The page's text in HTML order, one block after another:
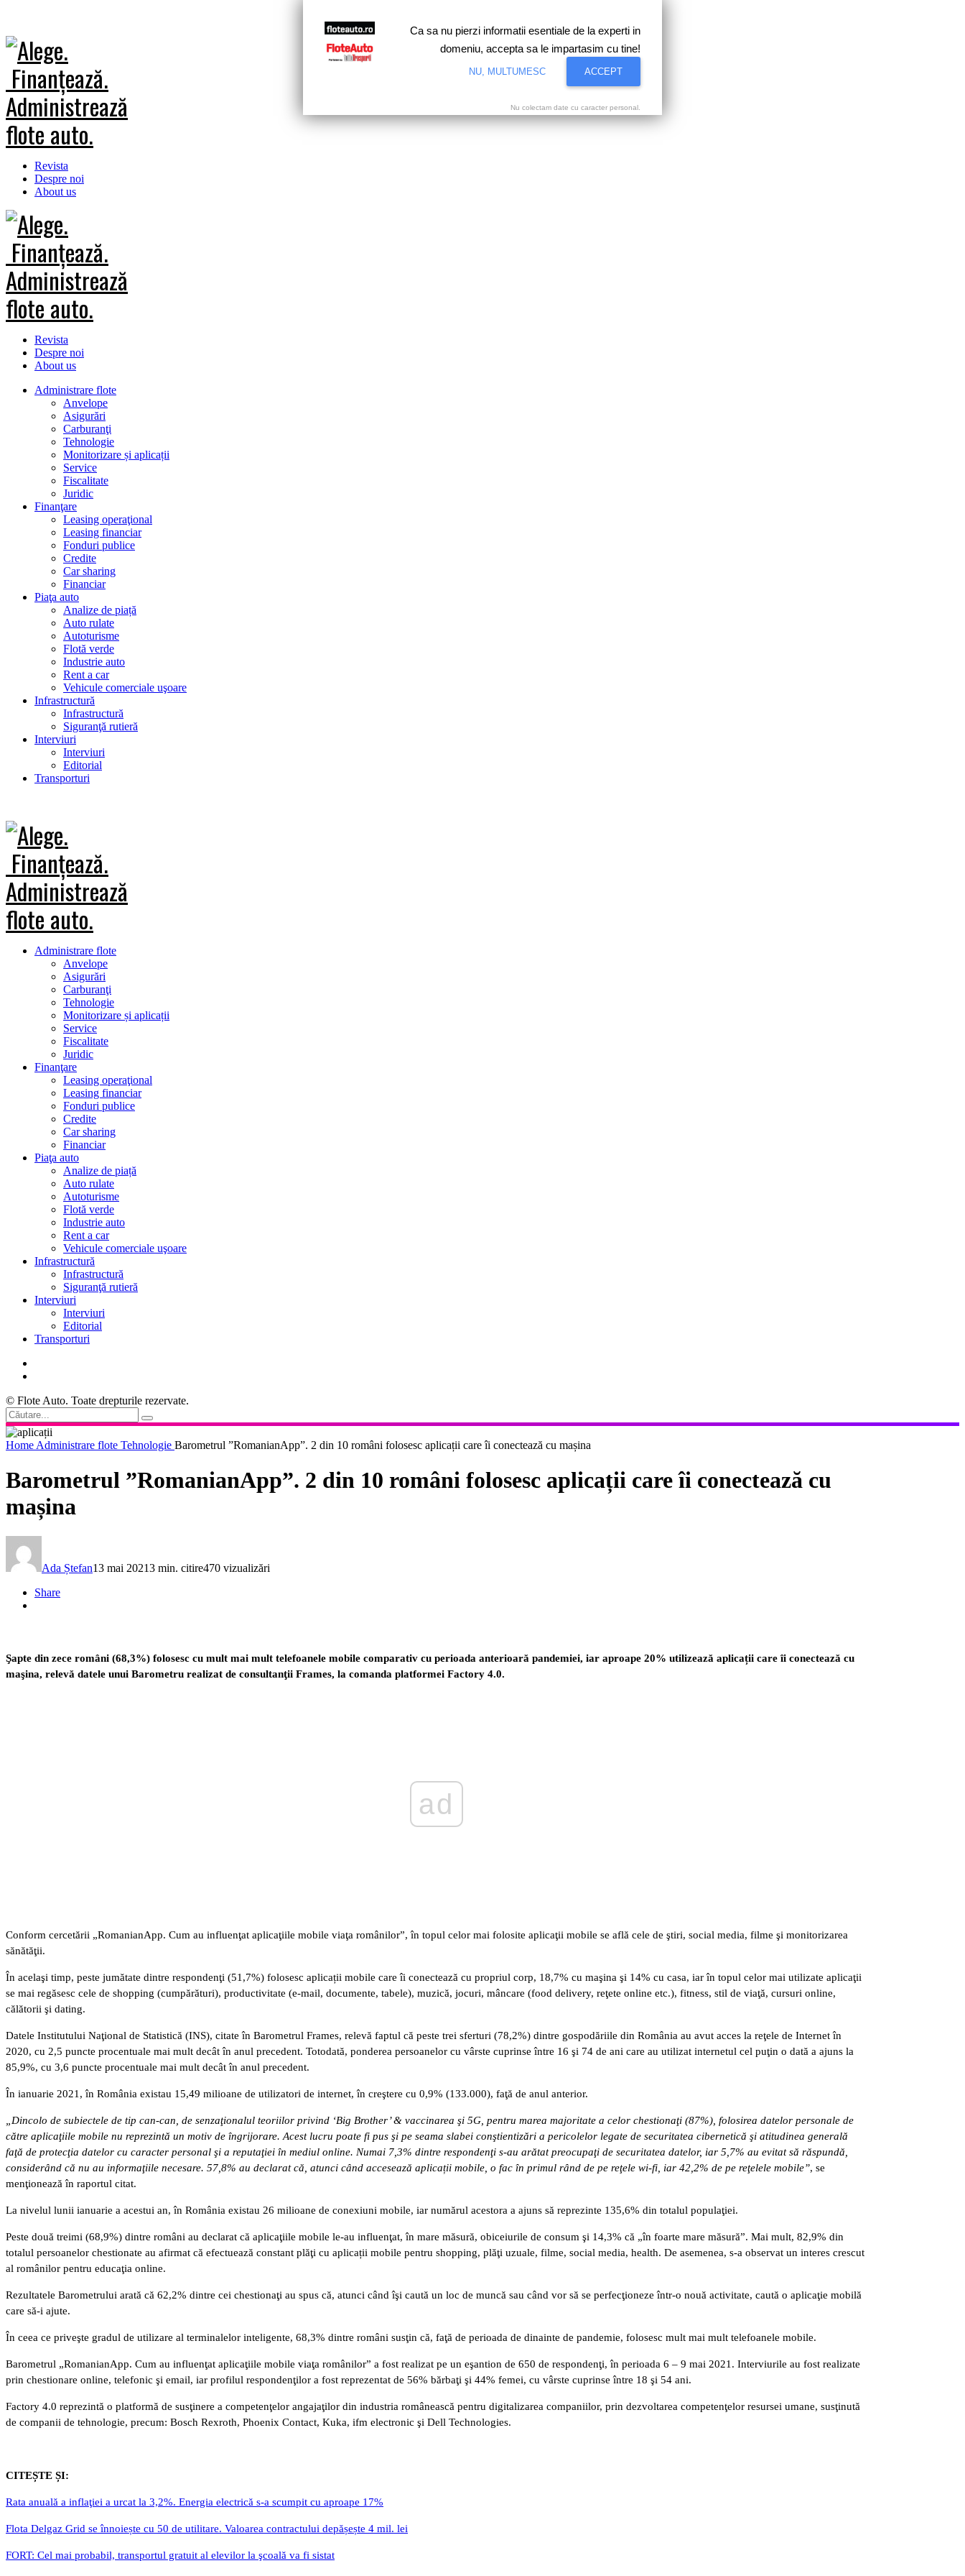
Revista
Despre noi
About us
Revista
Despre noi
About us
Administrare flote
Anvelope
Asigurări
Carburanţi
Tehnologie
Monitorizare și aplicații
Service
Fiscalitate
Juridic
Finanţare
Leasing operaţional
Leasing financiar
Fonduri publice
Credite
Car sharing
Financiar
Piaţa auto
Analize de piață
Auto rulate
Autoturisme
Flotă verde
Industrie auto
Rent a car
Vehicule comerciale uşoare
Infrastructură
Infrastructură
Siguranţă rutieră
Interviuri
Interviuri
Editorial
Transporturi
Administrare flote
Anvelope
Asigurări
Carburanţi
Tehnologie
Monitorizare și aplicații
Service
Fiscalitate
Juridic
Finanţare
Leasing operaţional
Leasing financiar
Fonduri publice
Credite
Car sharing
Financiar
Piaţa auto
Analize de piață
Auto rulate
Autoturisme
Flotă verde
Industrie auto
Rent a car
Vehicule comerciale uşoare
Infrastructură
Infrastructură
Siguranţă rutieră
Interviuri
Interviuri
Editorial
Transporturi
© Flote Auto. Toate drepturile rezervate.
Home Administrare flote Tehnologie Barometrul ”RomanianApp”. 2 din 10 români folosesc aplicații care îi conectează cu mașina
Barometrul ”RomanianApp”. 2 din 10 români folosesc aplicații care îi conectează cu
mașina
Ada Ștefan13 mai 20213 min. citire470 vizualizări
Share
Şapte din zece români (68,3%) folosesc cu mult mai mult telefoanele mobile comparativ cu perioada anterioară pandemiei, iar aproape 20% utilizează aplicații care îi conectează cu
maşina, relevă datele unui Barometru realizat de consultanţii Frames, la comanda platformei Factory 4.0.
ad
Conform cercetării „RomanianApp. Cum au influenţat aplicaţiile mobile viaţa românilor”, în topul celor mai folosite aplicaţii mobile se află cele de ştiri, social media, filme şi monitorizarea
sănătăţii.
În acelaşi timp, peste jumătate dintre respondenţi (51,7%) folosesc aplicații mobile care îi conectează cu propriul corp, 18,7% cu maşina şi 14% cu casa, iar în topul celor mai utilizate aplicaţii
se mai regăsesc cele de shopping (cumpărături), productivitate (e-mail, documente, tabele), muzică, jocuri, mâncare (food delivery, reţete online etc.), fitness, stil de viaţă, cursuri online,
călătorii şi dating.
Datele Institutului Naţional de Statistică (INS), citate în Barometrul Frames, relevă faptul că peste trei sferturi (78,2%) dintre gospodăriile din România au avut acces la reţele de Internet în
2020, cu 2,5 puncte procentuale mai mult decât în anul precedent. Totodată, ponderea persoanelor cu vârste cuprinse între 16 şi 74 de ani care au utilizat internetul cel puţin o dată a ajuns la
85,9%, cu 3,6 puncte procentuale mai mult decât în anul precedent.
În ianuarie 2021, în România existau 15,49 milioane de utilizatori de internet, în creştere cu 0,9% (133.000), faţă de anul anterior.
„Dincolo de subiectele de tip can-can, de senzaţionalul teoriilor privind ‘Big Brother’ & vaccinarea şi 5G, pentru marea majoritate a celor chestionaţi (87%), folosirea datelor personale de
către aplicaţiile mobile nu reprezintă un motiv de îngrijorare. Acest lucru poate fi pus şi pe seama slabei conştientizări a pericolelor legate de securitatea cibernetică şi atitudinea generală
faţă de protecţia datelor cu caracter personal şi a reputaţiei în mediul online. Numai 7,3% dintre respondenţi s-au arătat preocupaţi de securitatea datelor, iar 5,7% au evitat să răspundă,
considerând că nu au informaţiile necesare. 57,8% au declarat că, atunci când accesează aplicații mobile, o fac în primul rând de pe reţele wi-fi, iar 42,2% de pe reţelele mobile”, se
menţionează în raportul citat.
La nivelul lunii ianuarie a acestui an, în România existau 26 milioane de conexiuni mobile, iar numărul acestora a ajuns să reprezinte 135,6% din totalul populaţiei.
Peste două treimi (68,9%) dintre români au declarat că aplicaţiile mobile le-au influenţat, în mare măsură, obiceiurile de consum şi 14,3% că „în foarte mare măsură”. Mai mult, 82,9% din
totalul persoanelor chestionate au afirmat că efectuează constant plăţi cu aplicații mobile pentru shopping, plăţi uzuale, filme, social media, health. De asemenea, s-a observat un interes crescut
al românilor pentru educaţia online.
Rezultatele Barometrului arată că 62,2% dintre cei chestionaţi au spus că, atunci când îşi caută un loc de muncă sau când vor să se perfecţioneze într-o nouă activitate, caută o aplicaţie mobilă
care să-i ajute.
În ceea ce priveşte gradul de utilizare al terminalelor inteligente, 68,3% dintre români susţin că, faţă de perioada de dinainte de pandemie, folosesc mult mai mult telefoanele mobile.
Barometrul „RomanianApp. Cum au influenţat aplicaţiile mobile viaţa românilor” a fost realizat pe un eşantion de 650 de respondenţi, în perioada 6 – 9 mai 2021. Interviurile au fost realizate
prin chestionare online, telefonic şi email, iar profilul respondenţilor a fost reprezentat de 56% bărbaţi şi 44% femei, cu vârste cuprinse între 18 şi 54 ani.
Factory 4.0 reprezintă o platformă de susţinere a competenţelor angajaţilor din industria românească pentru digitalizarea companiilor, prin dezvoltarea competenţelor resursei umane, susţinută
de companii de tehnologie, precum: Bosch Rexroth, Phoenix Contact, Kuka, ifm electronic şi Dell Technologies.
CITEȘTE ȘI:
Rata anuală a inflaţiei a urcat la 3,2%. Energia electrică s-a scumpit cu aproape 17%
Flota Delgaz Grid se înnoiește cu 50 de utilitare. Valoarea contractului depășește 4 mil. lei
FORT: Cel mai probabil, transportul gratuit al elevilor la şcoală va fi sistat
Ca sa nu pierzi informatii esentiale de la experti in
domeniu, accepta sa le impartasim cu tine!
NU, MULTUMESC ACCEPT
Nu colectam date cu caracter personal.